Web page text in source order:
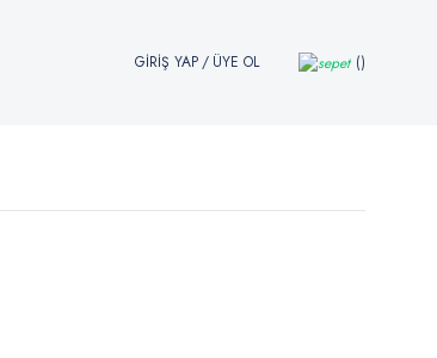
GİRİŞ YAP/ ÜYE OL